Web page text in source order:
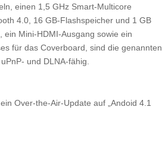
einen 1,5 GHz Smart-Multicore
4.0, 16 GB-Flashspeicher und 1 GB
Mini-HDMI-Ausgang sowie ein
für das Coverboard, sind die genannten
und DLNA-fähig.
Over-the-Air-Update auf „Andoid 4.1